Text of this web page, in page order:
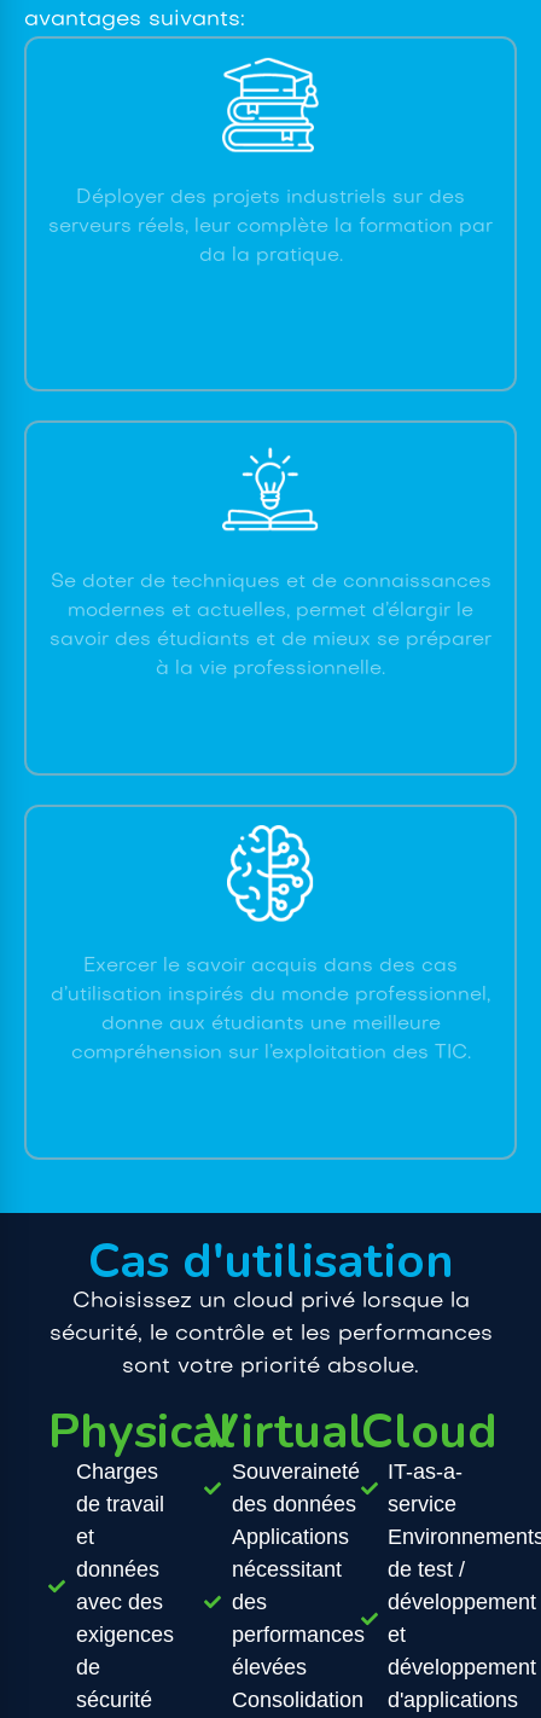
avantages suivants:
Déployer des projets industriels sur des
serveurs réels, leur complète la formation par
da la pratique.
Se doter de techniques et de connaissances
modernes et actuelles, permet d’élargir le
savoir des étudiants et de mieux se préparer
à la vie professionnelle.
Exercer le savoir acquis dans des cas
d’utilisation inspirés du monde professionnel,
donne aux étudiants une meilleure
compréhension sur l’exploitation des TIC.
Cas d'utilisation
Choisissez un cloud privé lorsque la
sécurité, le contrôle et les performances
sont votre priorité absolue.
Physical
Charges
de travail
et
données
avec des
exigences
de
sécurité
Virtual
Souveraineté
des données
Applications
nécessitant
des
performances
élevées
Consolidation
Cloud
IT-as-a-
service
de test /
développement
et
développement
d'applications